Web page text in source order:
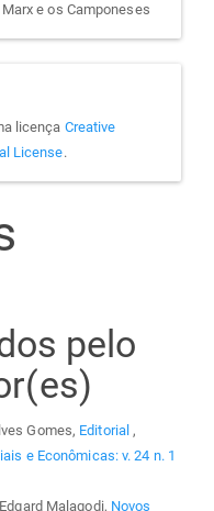
e os Camponeses
licença Creative
License.
pelo
Gomes, Editorial,
e Econômicas: v. 24 n. 1
Malagodi, Novos